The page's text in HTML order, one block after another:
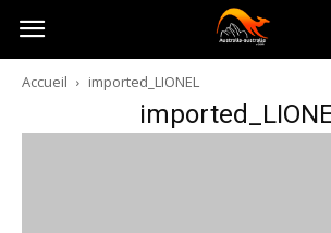
Australia-
australie.com
Accueil imported_LIONEL